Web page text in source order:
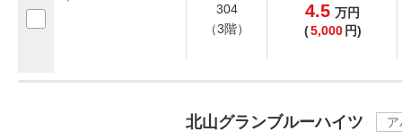
304
（3階）
4.5 万円
(5,000 円)
北山グランブルーハイツ